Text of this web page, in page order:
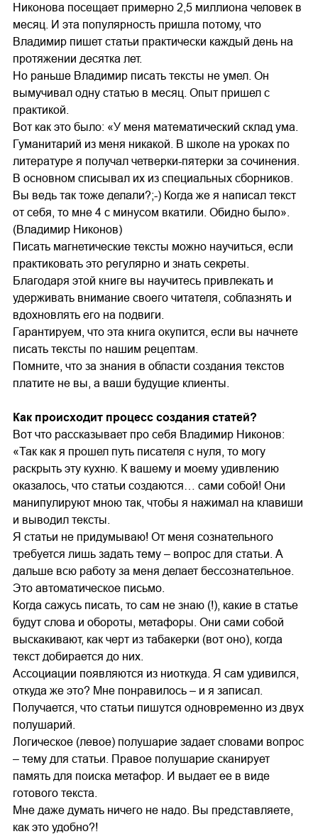
Никонова посещает примерно 2,5 миллиона человек в
месяц. И эта популярность пришла потому, что
Владимир пишет статьи практически каждый день на
протяжении десятка лет.
Но раньше Владимир писать тексты не умел. Он
вымучивал одну статью в месяц. Опыт пришел с
практикой.
Вот как это было: «У меня математический склад ума.
Гуманитарий из меня никакой. В школе на уроках по
литературе я получал четверки-пятерки за сочинения.
В основном списывал их из специальных сборников.
Вы ведь так тоже делали?;-) Когда же я написал текст
от себя, то мне 4 с минусом вкатили. Обидно было».
(Владимир Никонов)
Писать магнетические тексты можно научиться, если
практиковать это регулярно и знать секреты.
Благодаря этой книге вы научитесь привлекать и
удерживать внимание своего читателя, соблазнять и
вдохновлять его на подвиги.
Гарантируем, что эта книга окупится, если вы начнете
писать тексты по нашим рецептам.
Помните, что за знания в области создания текстов
платите не вы, а ваши будущие клиенты.
Как происходит процесс создания статей?
Вот что рассказывает про себя Владимир Никонов:
«Так как я прошел путь писателя с нуля, то могу
раскрыть эту кухню. К вашему и моему удивлению
оказалось, что статьи создаются… сами собой! Они
манипулируют мною так, чтобы я нажимал на клавиши
и выводил тексты.
Я статьи не придумываю! От меня сознательного
требуется лишь задать тему – вопрос для статьи. А
дальше всю работу за меня делает бессознательное.
Это автоматическое письмо.
Когда сажусь писать, то сам не знаю (!), какие в статье
будут слова и обороты, метафоры. Они сами собой
выскакивают, как черт из табакерки (вот оно), когда
текст добирается до них.
Ассоциации появляются из ниоткуда. Я сам удивился,
откуда же это? Мне понравилось – и я записал.
Получается, что статьи пишутся одновременно из двух
полушарий.
Логическое (левое) полушарие задает словами вопрос
– тему для статьи. Правое полушарие сканирует
память для поиска метафор. И выдает ее в виде
готового текста.
Мне даже думать ничего не надо. Вы представляете,
как это удобно?!